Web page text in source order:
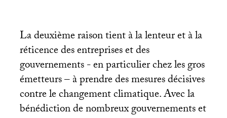
La deuxième raison tient à la lenteur et à la
réticence des entreprises et des
gouvernements - en particulier chez les gros
émetteurs – à prendre des mesures décisives
contre le changement climatique. Avec la
bénédiction de nombreux gouvernements et